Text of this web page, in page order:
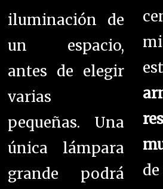
iluminación de
un espacio,
antes de elegir
varias
pequeñas. Una
única lámpara
grande podrá